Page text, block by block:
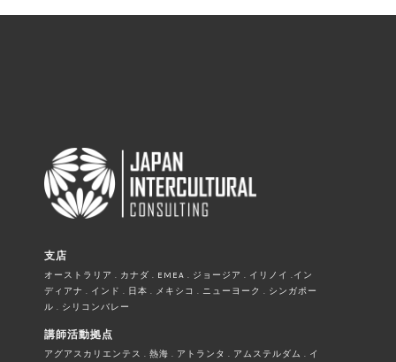
支店
オーストラリア . カナダ . EMEA . ジョージア . イリノイ .イン
ディアナ . インド . 日本 . メキシコ . ニューヨーク . シンガポー
ル . シリコンバレー
講師活動拠点
アグアスカリエンテス . 熱海 . アトランタ . アムステルダム . イ